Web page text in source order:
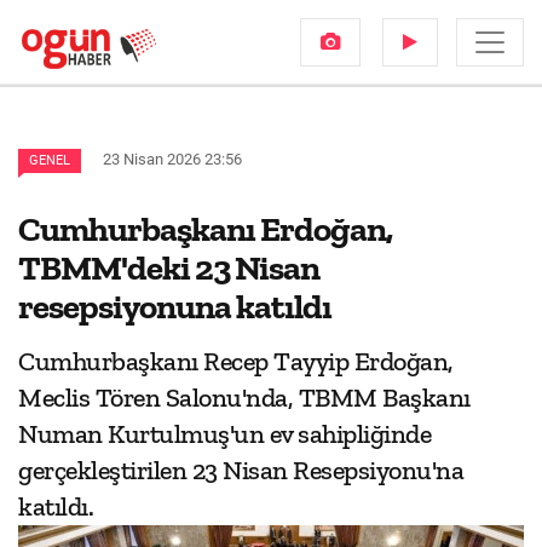
GENEL 23 Nisan 2026 23:56
Cumhurbaşkanı Erdoğan,
TBMM'deki 23 Nisan
resepsiyonuna katıldı
Cumhurbaşkanı Recep Tayyip Erdoğan,
Meclis Tören Salonu'nda, TBMM Başkanı
Numan Kurtulmuş'un ev sahipliğinde
gerçekleştirilen 23 Nisan Resepsiyonu'na
katıldı.